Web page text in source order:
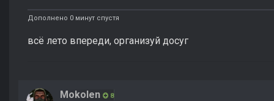
Дополнено 0 минут спустя
всё лето впереди, организуй досуг
Mokolen 8